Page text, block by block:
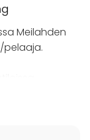
Meilahden
pelaaja.
halukkaat